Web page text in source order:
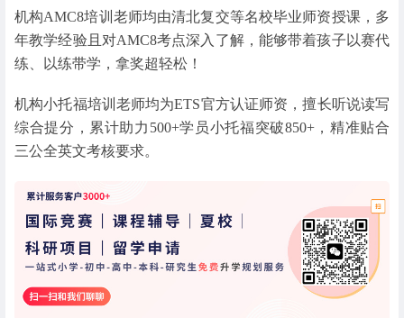
机构AMC8培训老师均由清北复交等名校毕业师资授课，多
年教学经验且对AMC8考点深入了解，能够带着孩子以赛代
练、以练带学，拿奖超轻松！
机构小托福培训老师均为ETS官方认证师资，擅长听说读写
综合提分，累计助力500+学员小托福突破850+，精准贴合
三公全英文考核要求。